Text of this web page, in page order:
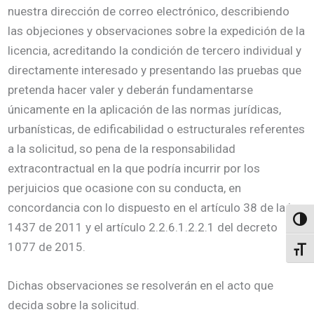
nuestra dirección de correo electrónico, describiendo
las objeciones y observaciones sobre la expedición de la
licencia, acreditando la condición de tercero individual y
directamente interesado y presentando las pruebas que
pretenda hacer valer y deberán fundamentarse
únicamente en la aplicación de las normas jurídicas,
urbanísticas, de edificabilidad o estructurales referentes
a la solicitud, so pena de la responsabilidad
extracontractual en la que podría incurrir por los
perjuicios que ocasione con su conducta, en
concordancia con lo dispuesto en el artículo 38 de la ley
1437 de 2011 y el artículo 2.2.6.1.2.2.1 del decreto
1077 de 2015.
Dichas observaciones se resolverán en el acto que
decida sobre la solicitud.